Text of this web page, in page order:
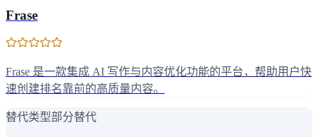
Frase
Frase 是一款集成 AI 写作与内容优化功能的平台，帮助用户快
速创建排名靠前的高质量内容。
替代类型部分替代